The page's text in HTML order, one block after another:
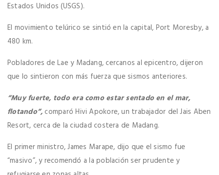
Estados Unidos (USGS).
El movimiento telúrico se sintió en la capital, Port Moresby, a
480 km.
Pobladores de Lae y Madang, cercanos al epicentro, dijeron
que lo sintieron con más fuerza que sismos anteriores.
“Muy fuerte, todo era como estar sentado en el mar,
flotando”, comparó Hivi Apokore, un trabajador del Jais Aben
Resort, cerca de la ciudad costera de Madang.
El primer ministro, James Marape, dijo que el sismo fue
“masivo”, y recomendó a la población ser prudente y